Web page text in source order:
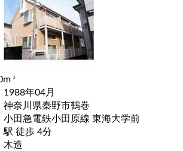
2
1988年04月
神奈川県秦野市鶴巻
小田急電鉄小田原線 東海大学前
駅 徒歩 4分
木造